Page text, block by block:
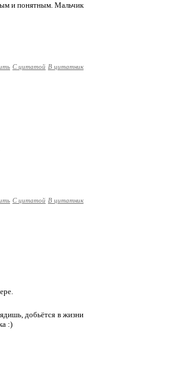
и понятным. Мальчик
С цитатой В цитатник
С цитатой В цитатник
добьётся в жизни
:)